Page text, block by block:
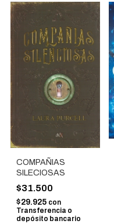
COMPAÑIAS
SILECIOSAS
$31.500
$29.925 con
Transferencia o
depósito bancario